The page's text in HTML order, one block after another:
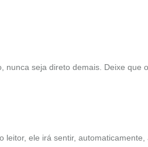
nunca seja direto demais. Deixe que o
leitor, ele irá sentir, automaticamente,